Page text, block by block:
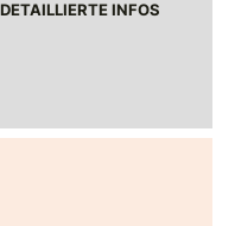
DETAILLIERTE INFOS